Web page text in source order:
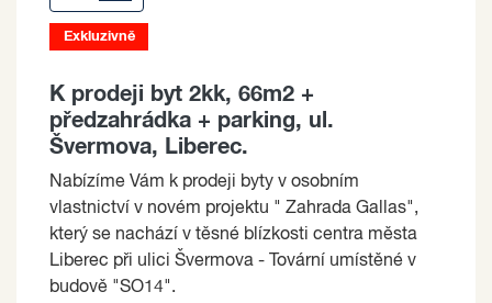
Exkluzivně
K prodeji byt 2kk, 66m2 +
předzahrádka + parking, ul.
Švermova, Liberec.
Nabízíme Vám k prodeji byty v osobním
vlastnictví v novém projektu " Zahrada Gallas",
který se nachází v těsné blízkosti centra města
Liberec při ulici Švermova - Tovární umístěné v
budově "SO14".